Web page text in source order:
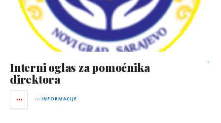
Interni oglas za pomoćnika
direktora
in INFORMACIJE